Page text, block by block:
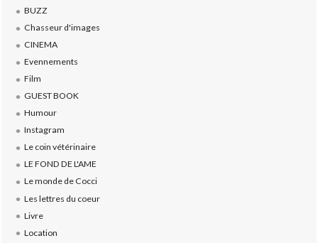
BUZZ
Chasseur d'images
CINEMA
Evennements
Film
GUEST BOOK
Humour
Instagram
Le coin vétérinaire
LE FOND DE L'AME
Le monde de Cocci
Les lettres du coeur
Livre
Location